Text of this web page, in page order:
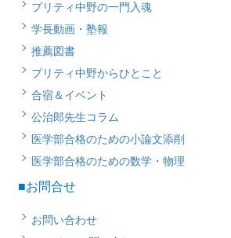
プリティ中野の一門入魂
学長動画・塾報
推薦図書
プリティ中野からひとこと
合宿＆イベント
公治郎先生コラム
医学部合格のための小論文添削
医学部合格のための数学・物理
■お問合せ
お問い合わせ